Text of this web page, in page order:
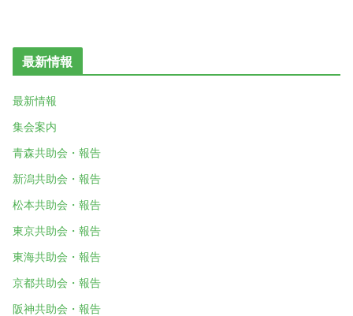
最新情報
最新情報
集会案内
青森共助会・報告
新潟共助会・報告
松本共助会・報告
東京共助会・報告
東海共助会・報告
京都共助会・報告
阪神共助会・報告